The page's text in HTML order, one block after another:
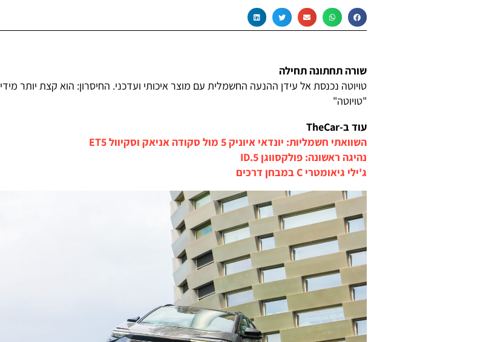
שורה תחתונה תחילה
טויוטה נכנסת אל עידן ההנעה החשמלית עם מוצר איכותי ועדכני. החיסרון: הוא קצת יותר מידי
"טויוטה"
עוד ב-TheCar
השוואתי חשמליות: יונדאי איוניק 5 מול סקודה אניאק וסקיוול ET5
נהיגה ראשונה: פולקסווגן ID.5
ג'ילי גיאומטרי C במבחן דרכים